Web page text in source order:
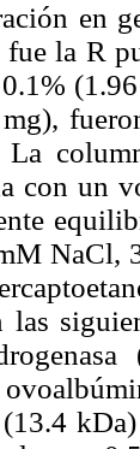
en
fue la R
La
con un
NaCl,